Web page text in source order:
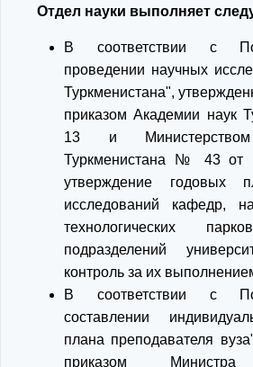
Отдел науки выполняет
В соответствии с
проведении научных
Туркменистана",
приказом Академии наук
13 и Министерством
Туркменистана № 43 от
утверждение годовых
исследований кафедр,
технологических
подразделений
контроль за их
В соответствии с
составлении
плана преподавателя
приказом Министра